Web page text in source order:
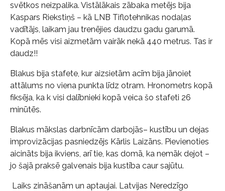
svētkos neizpalika. Vistālākais zābaka metējs bija
Kaspars Riekstiņš – kā LNB Tiflotehnikas nodaļas
vadītājs, laikam jau trenējies daudzu gadu garumā.
Kopā mēs visi aizmetām vairāk nekā 440 metrus. Tas ir
daudz!!
Blakus bija stafete, kur aizsietām acīm bija jānoiet
attālums no viena punkta līdz otram. Hronometrs kopā
fiksēja, ka k visi dalībnieki kopā veica šo stafeti 26
minūtēs.
Blakus mākslas darbnīcām darbojās– kustību un dejas
improvizācijas pasniedzējs Kārlis Laizāns. Pievienoties
aicināts bija ikviens, arī tie, kas domā, ka nemāk dejot –
jo šajā praksē galvenais bija kustība caur sajūtu.
Laiks zināšanām un aptaujai. Latvijas Neredzīgo